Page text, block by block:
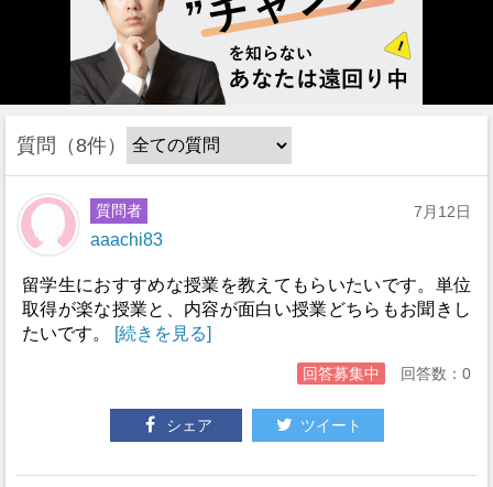
質問 8件
質問者
aaachi83
7月12日
留学生におすすめな授業を教えてもらいたいです。単位
取得が楽な授業と、内容が面白い授業どちらもお聞きし
たいです。
[続きを見る]
回答募集中 回答数：0
シェア ツイート